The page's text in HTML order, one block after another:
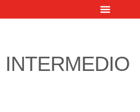
INTERMEDIO